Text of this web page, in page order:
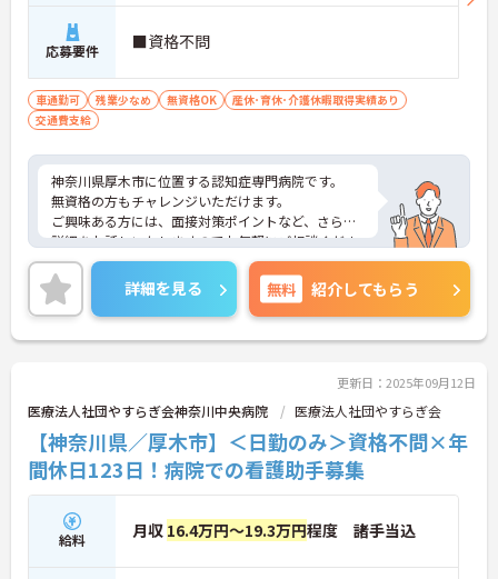
応募要件 ■資格不問
車通勤可 残業少なめ 無資格OK
産休･育休･介護休暇取得実績あり
交通費支給
神奈川県厚木市に位置する認知症専門病院です。
無資格の方もチャレンジいただけます。
ご興味ある方には、面接対策ポイントなど、さらに
詳細をお話しいたしますのでお気軽にご相談くださ
い。
詳細を見る 無料 紹介してもらう
更新日：2025年09月12日
医療法人社団やすらぎ会神奈川中央病院 医療法人社団やすらぎ会
【神奈川県／厚木市】＜日勤のみ＞資格不問×年
間休日123日！病院での看護助手募集
給料 月収 16.4万円～19.3万円程度 諸手当込